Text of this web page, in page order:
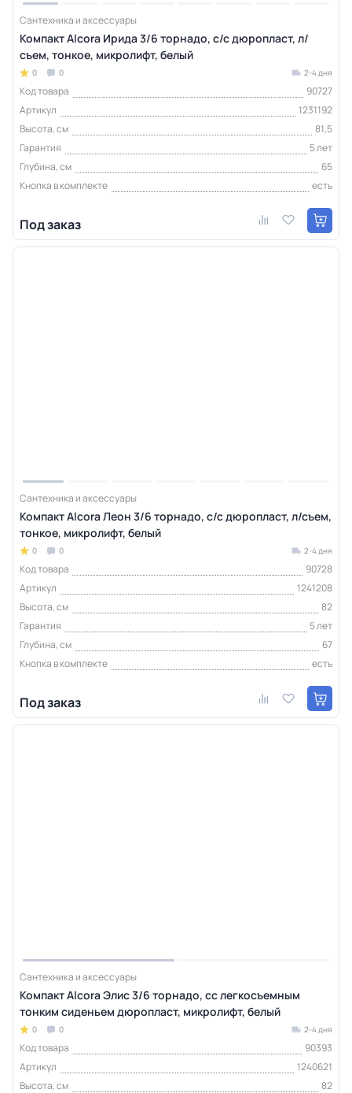
Сантехника и аксессуары
Компакт Alcora Ирида 3/6 торнадо, с/с дюропласт, л/
съем, тонкое, микролифт, белый
0 0 2-4 дня
Код товара
90727
Артикул
1231192
Высота, см
81,5
Гарантия
5 лет
Глубина, см
65
Кнопка в комплекте
есть
Под заказ
Сантехника и аксессуары
Компакт Alcora Леон 3/6 торнадо, с/с дюропласт, л/съем,
тонкое, микролифт, белый
0 0 2-4 дня
Код товара
90728
Артикул
1241208
Высота, см
82
Гарантия
5 лет
Глубина, см
67
Кнопка в комплекте
есть
Под заказ
Сантехника и аксессуары
Компакт Alcora Элис 3/6 торнадо, сс легкосъемным
тонким сиденьем дюропласт, микролифт, белый
0 0 2-4 дня
Код товара
90393
Артикул
1240621
Высота, см
82